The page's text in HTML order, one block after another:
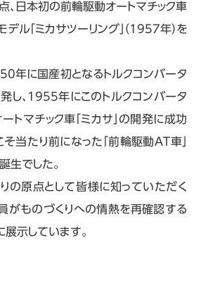
、日本初の前輪駆動オートマチック車
デル「ミカサツーリング」（1957年）を
年に国産初となるトルクコンバータ
発し、1955年にこのトルクコンバータ
トマチック車「ミカサ」の開発に成功
当たり前になった「前輪駆動ＡＴ車」
生でした。
の原点として皆様に知っていただく
がものづくりへの情熱を再確認する
示しています。